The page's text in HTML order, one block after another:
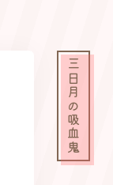
三日月の吸血鬼